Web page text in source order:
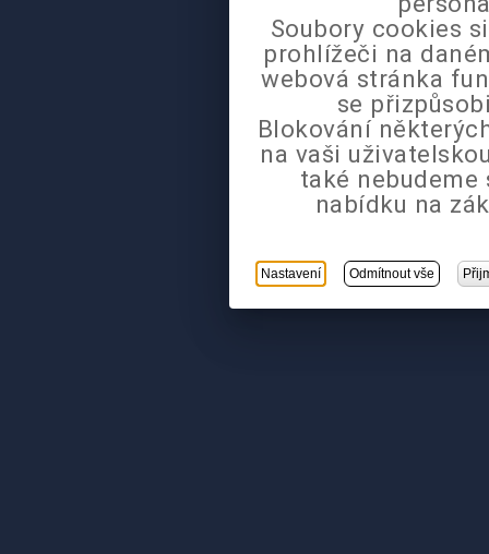
Soubory cookies
prohlížeči na
webová stránka
se
Blokování
na vaši
také
nabídku na
Nastavení Odmítnout vše